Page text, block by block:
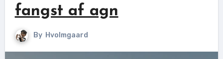
fangst af agn
By Hvolmgaard